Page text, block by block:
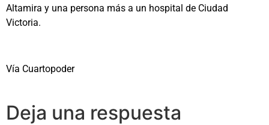
Altamira y una persona más a un hospital de Ciudad
Victoria.
Vía Cuartopoder
Deja una respuesta